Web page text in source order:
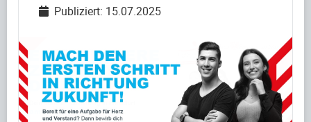
Publiziert: 15.07.2025